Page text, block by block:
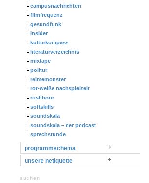
campusnachrichten
filmfrequenz
gesundfunk
insider
kulturkompass
literaturverzeichnis
mixtape
politur
reimemonster
rot-weiße nachspielzeit
rushhour
softskills
soundskala
soundskala – der podcast
sprechstunde
programmschema
unsere netiquette
suchen